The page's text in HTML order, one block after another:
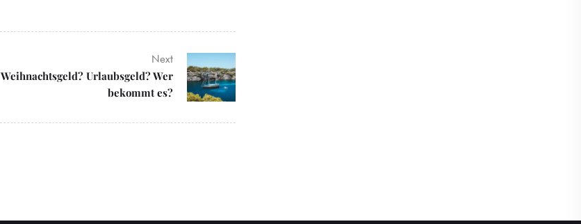
Next
Weihnachtsgeld? Urlaubsgeld? Wer
bekommt es?